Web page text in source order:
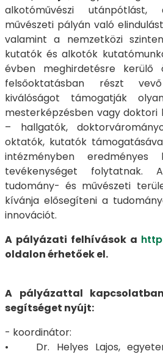
alkotóművészi
művészeti pályán való
valamint a nemzetközi
kutatók és alkotók
évben meghirdetésre kerülő
felsőoktatásban részt
kiválóságot támogatják
mesterképzésben vagy doktori
– hallgatók,
oktatók, kutatók
intézményben
tevékenységet folytatnak.
tudomány- és művészeti
kívánja elősegíteni a
innovációt.
A pályázati felhívások a
oldalon érhetőek el.
A pályázattal
segítséget nyújt:
- koordinátor:
• Dr. Helyes Lajos,